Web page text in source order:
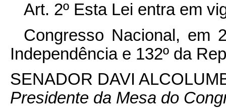
Art. 2º Esta Lei entra em
Congresso Nacional, em
Independência e 132º da
SENADOR DAVI
Presidente da Mesa do